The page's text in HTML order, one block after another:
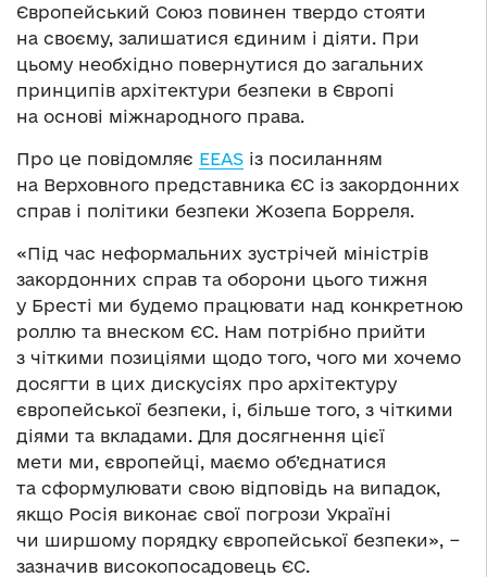
Європейський Союз повинен твердо стояти
на своєму, залишатися єдиним і діяти. При
цьому необхідно повернутися до загальних
принципів архітектури безпеки в Європі
на основі міжнародного права.
Про це повідомляє ЕЕАS із посиланням
на Верховного представника ЄС із закордонних
справ і політики безпеки Жозепа Борреля.
«Під час неформальних зустрічей міністрів
закордонних справ та оборони цього тижня
у Бресті ми будемо працювати над конкретною
роллю та внеском ЄС. Нам потрібно прийти
з чіткими позиціями щодо того, чого ми хочемо
досягти в цих дискусіях про архітектуру
європейської безпеки, і, більше того, з чіткими
діями та вкладами. Для досягнення цієї
мети ми, європейці, маємо об’єднатися
та сформулювати свою відповідь на випадок,
якщо Росія виконає свої погрози Україні
чи ширшому порядку європейської безпеки», −
зазначив високопосадовець ЄС.